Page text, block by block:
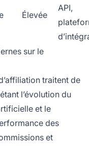
Élevée
API,
sur le
traitent de
l’évolution du
et le
des
et